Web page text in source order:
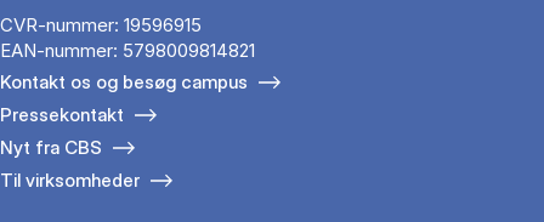
CVR-nummer: 19596915
EAN-nummer: 5798009814821
Kontakt os og besøg campus
Pressekontakt
Nyt fra CBS
Til virksomheder